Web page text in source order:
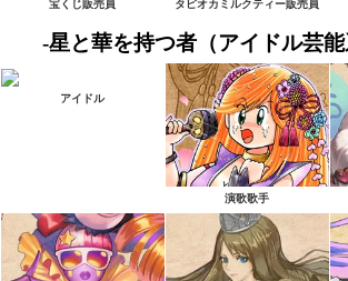
宝くじ販売員 タピオカミルクティー販売員
-星と華を持つ者（アイドル芸
アイドル
演歌歌手